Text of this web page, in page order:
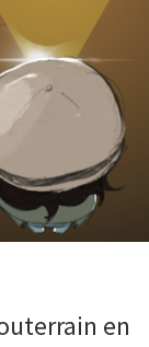
… L’outil
de création. D’un
design, la map et
notre côté, nous
narrations. A cela, […]
en